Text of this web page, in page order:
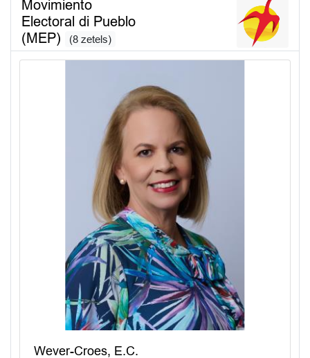
Movimiento
Electoral di Pueblo
(MEP)
(8 zetels)
Wever-Croes, E.C.